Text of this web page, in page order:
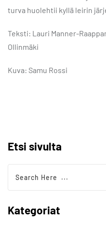
turva huolehtii kyllä leirin
Teksti: Lauri Manner-
Ollinmäki
Kuva: Samu Rossi
Etsi sivulta
Kategoriat